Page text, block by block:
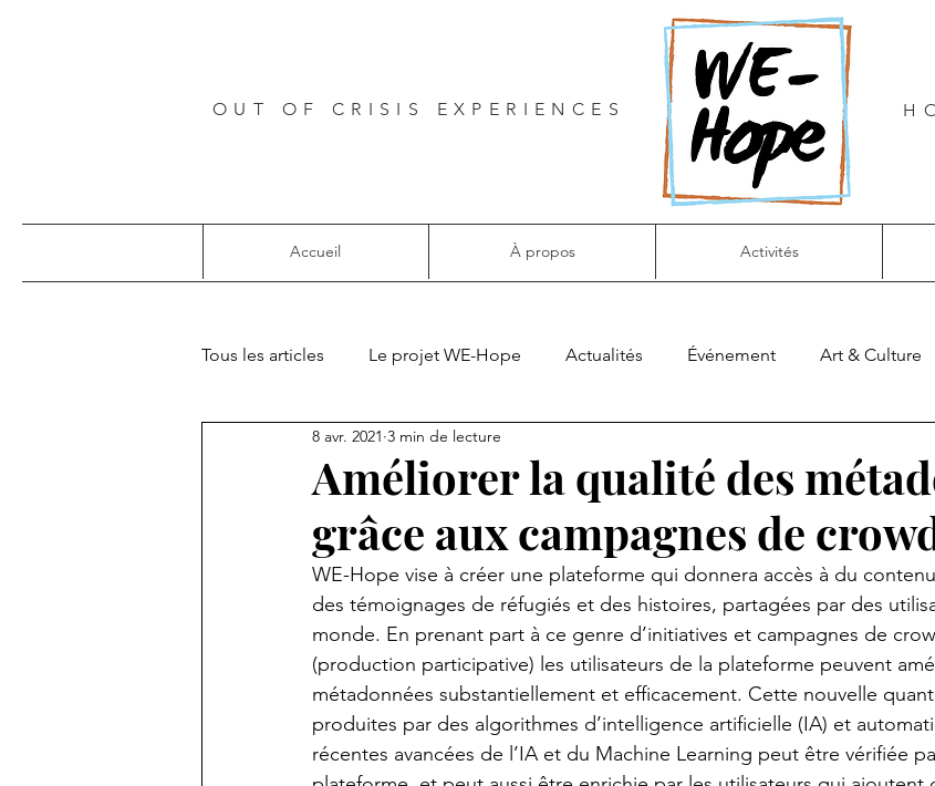
OUT OF CRISIS EXPERIENCES
Accueil À propos Activités
Tous les articles Le projet WE-Hope Actualités Événement Art & Culture
Projets européens
Améliorer la qualité des
grâce aux campagnes de
8 avr. 2021 3 min de lecture
WE-Hope vise à créer une plateforme qui donnera accès à du
des témoignages de réfugiés et des histoires, partagées par des
monde. En prenant part à ce genre d’initiatives et campagnes de
(production participative) les utilisateurs de la plateforme peuvent
métadonnées substantiellement et efficacement. Cette nouvelle
produites par des algorithmes d’intelligence artificielle (IA) et
récentes avancées de l’IA et du Machine Learning peut être vérifiée